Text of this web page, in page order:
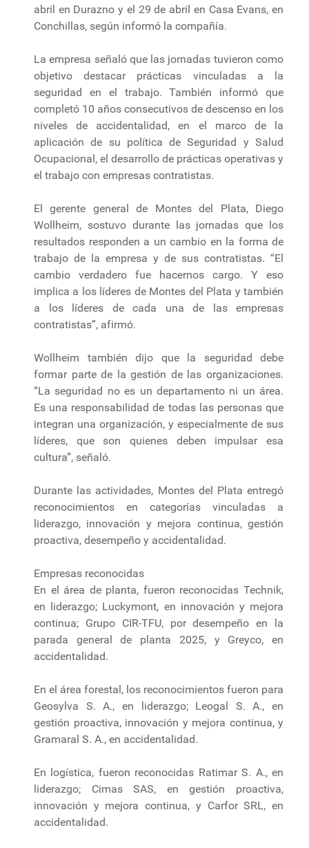
abril en Durazno y el 29 de abril en Casa Evans, en
Conchillas, según informó la compañía.
La empresa señaló que las jornadas tuvieron como
objetivo destacar prácticas vinculadas a la
seguridad en el trabajo. También informó que
completó 10 años consecutivos de descenso en los
niveles de accidentalidad, en el marco de la
aplicación de su política de Seguridad y Salud
Ocupacional, el desarrollo de prácticas operativas y
el trabajo con empresas contratistas.
El gerente general de Montes del Plata, Diego
Wollheim, sostuvo durante las jornadas que los
resultados responden a un cambio en la forma de
trabajo de la empresa y de sus contratistas. “El
cambio verdadero fue hacernos cargo. Y eso
implica a los líderes de Montes del Plata y también
a los líderes de cada una de las empresas
contratistas”, afirmó.
Wollheim también dijo que la seguridad debe
formar parte de la gestión de las organizaciones.
“La seguridad no es un departamento ni un área.
Es una responsabilidad de todas las personas que
integran una organización, y especialmente de sus
líderes, que son quienes deben impulsar esa
cultura”, señaló.
Durante las actividades, Montes del Plata entregó
reconocimientos en categorías vinculadas a
liderazgo, innovación y mejora continua, gestión
proactiva, desempeño y accidentalidad.
Empresas reconocidas
En el área de planta, fueron reconocidas Technik,
en liderazgo; Luckymont, en innovación y mejora
continua; Grupo CIR-TFU, por desempeño en la
parada general de planta 2025, y Greyco, en
accidentalidad.
En el área forestal, los reconocimientos fueron para
Geosylva S. A., en liderazgo; Leogal S. A., en
gestión proactiva, innovación y mejora continua, y
Gramaral S. A., en accidentalidad.
En logística, fueron reconocidas Ratimar S. A., en
liderazgo; Cimas SAS, en gestión proactiva,
innovación y mejora continua, y Carfor SRL, en
accidentalidad.